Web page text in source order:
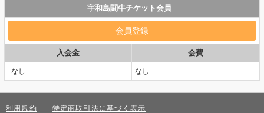
宇和島闘牛チケット会員
入会金 会費
なし なし
利用規約
特定商取引法に基づく表示